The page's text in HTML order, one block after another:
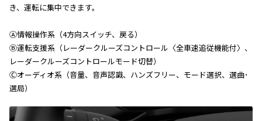
き、運転に集中できます。
Ⓐ情報操作系（4方向スイッチ、戻る）
Ⓑ運転支援系（レーダークルーズコントロール〈全車速追従機能付〉、
レーダークルーズコントロールモード切替）
Ⓒオーディオ系（音量、音声認識、ハンズフリー、モード選択、選曲･
選局）